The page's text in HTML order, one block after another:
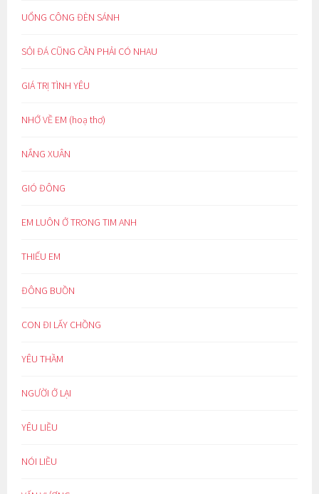
UỔNG CÔNG ĐÈN SÁNH
SỎI ĐÁ CŨNG CẦN PHẢI CÓ NHAU
GIÁ TRỊ TÌNH YÊU
NHỚ VỀ EM (hoạ thơ)
NẮNG XUÂN
GIÓ ĐÔNG
EM LUÔN Ở TRONG TIM ANH
THIẾU EM
ĐÔNG BUỒN
CON ĐI LẤY CHỒNG
YÊU THẦM
NGƯỜI Ở LẠI
YÊU LIỀU
NÓI LIỀU